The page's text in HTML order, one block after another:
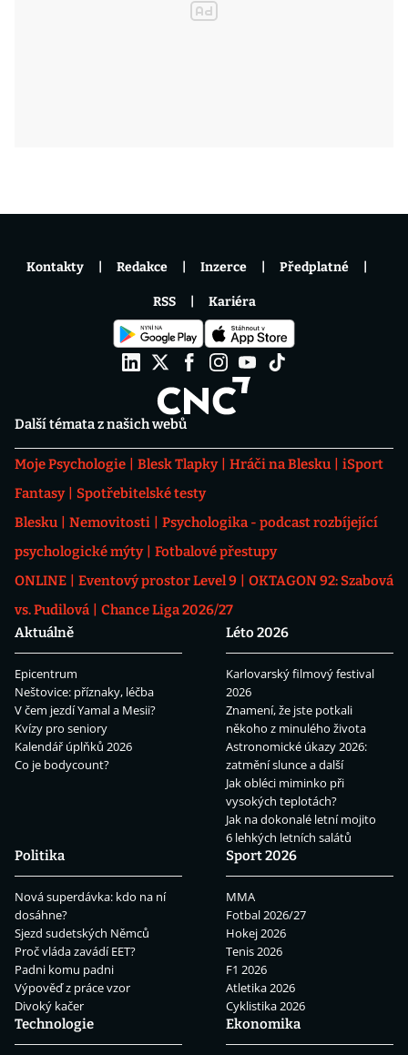
Další témata z našich webů
Moje Psychologie Blesk Tlapky Hráči na Blesku
iSport
Fantasy
Spotřebitelské testy
Blesku
Nemovitosti
Psychologika - podcast rozbíjející
psychologické mýty
Fotbalové přestupy
ONLINE
Eventový prostor Level 9
OKTAGON 92: Szabová
vs. Pudilová
Chance Liga 2026/27
Aktuálně
Epicentrum
Neštovice: příznaky, léčba
V čem jezdí Yamal a Mesii?
Kvízy pro seniory
Kalendář úplňků 2026
Co je bodycount?
Léto 2026
Karlovarský filmový festival
2026
Znamení, že jste potkali
někoho z minulého života
Astronomické úkazy 2026:
zatmění slunce a další
Jak obléci miminko při
vysokých teplotách?
Jak na dokonalé letní mojito
6 lehkých letních salátů
Politika
Nová superdávka: kdo na ní
dosáhne?
Sjezd sudetských Němců
Proč vláda zavádí EET?
Padni komu padni
Výpověď z práce vzor
Divoký kačer
Sport 2026
MMA
Fotbal 2026/27
Hokej 2026
Tenis 2026
F1 2026
Atletika 2026
Cyklistika 2026
Technologie
Ekonomika
Kontakty Redakce Inzerce Předplatné
RSS Kariéra